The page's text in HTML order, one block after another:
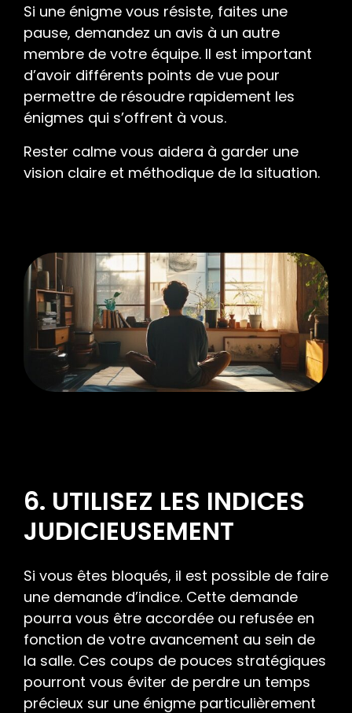
Si une énigme vous résiste, faites une
pause, demandez un avis à un autre
membre de votre équipe. Il est important
d’avoir différents points de vue pour
permettre de résoudre rapidement les
énigmes qui s’offrent à vous.
Rester calme vous aidera à garder une
vision claire et méthodique de la situation.
6. UTILISEZ LES INDICES
JUDICIEUSEMENT
Si vous êtes bloqués, il est possible de faire
une demande d’indice. Cette demande
pourra vous être accordée ou refusée en
fonction de votre avancement au sein de
la salle. Ces coups de pouces stratégiques
pourront vous éviter de perdre un temps
précieux sur une énigme particulièrement